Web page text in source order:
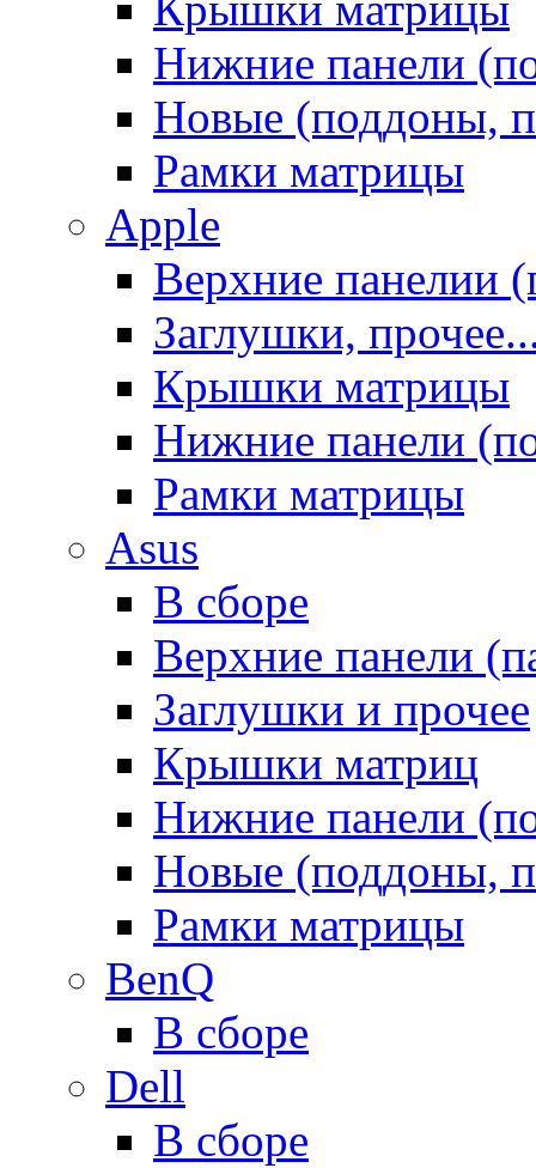
Нижние панели
Новые (поддоны,
Рамки матрицы
Apple
Верхние панелии
Заглушки,
Крышки матрицы
Нижние панели
Рамки матрицы
Asus
В сборе
Верхние панели
Заглушки и прочее
Крышки матриц
Нижние панели
Новые (поддоны,
Рамки матрицы
BenQ
В сборе
Dell
В сборе